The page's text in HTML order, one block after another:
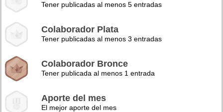
Tener publicadas al menos 5 entradas
Colaborador Plata
Tener publicadas al menos 3 entradas
Colaborador Bronce
Tener publicada al menos 1 entrada
Aporte del mes
El mejor aporte del mes